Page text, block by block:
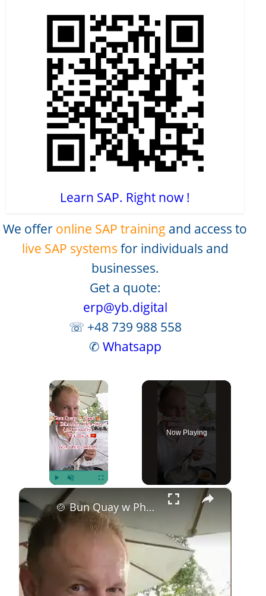
Learn SAP. Right now !
We offer online SAP training and access to
live SAP systems for individuals and
businesses.
Get a quote:
erp@yb.digital
☏ +48 739 988 558
✆ Whatsapp
×
Unmute
Now Playing
×
🍲 Bun Quay w Phu Quoc – Smak, który musisz poznać! 🌶️